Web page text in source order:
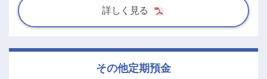
詳しく見る
その他定期預金